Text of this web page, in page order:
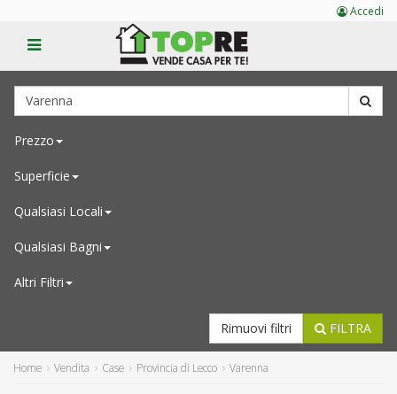
Prezzo
Superficie
Qualsiasi Locali
Qualsiasi Bagni
Altri Filtri
FILTRA
Rimuovi filtri
Home Vendita Case Provincia di Lecco Varenna
Accedi